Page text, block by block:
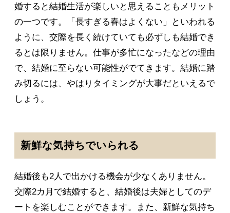
婚すると結婚生活が楽しいと思えることもメリット
の一つです。「長すぎる春はよくない」といわれる
ように、交際を長く続けていても必ずしも結婚でき
るとは限りません。仕事が多忙になったなどの理由
で、結婚に至らない可能性がでてきます。結婚に踏
み切るには、やはりタイミングが大事だといえるで
しょう。
新鮮な気持ちでいられる
結婚後も2人で出かける機会が少なくありません。
交際2カ月で結婚すると、結婚後は夫婦としてのデ
ートを楽しむことができます。また、新鮮な気持ち